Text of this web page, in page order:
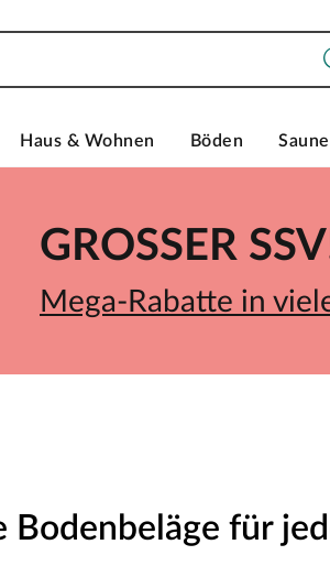
Haus & Wohnen Böden
GROSSER SSV!
Mega-Rabatte in
Bodenbeläge für